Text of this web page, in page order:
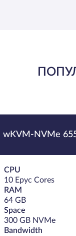
wKVM-NVMe
CPU
10 Epyc Cores
RAM
64 GB
Space
300 GB NVMe
Bandwidth